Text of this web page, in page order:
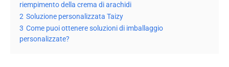
riempimento della crema di arachidi
2 Soluzione personalizzata Taizy
3 Come puoi ottenere soluzioni di imballaggio
personalizzate?